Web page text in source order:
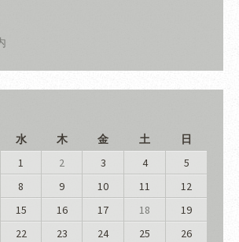
水 木 金 土 日
1 2 3 4
5
8 9 10 11
12
15 16 17 18
19
22 23 24 25
26